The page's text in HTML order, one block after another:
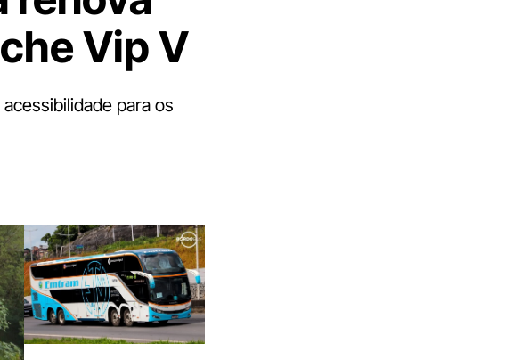
Vip V
para os
Digite
aqui
o
seu
e-
mail